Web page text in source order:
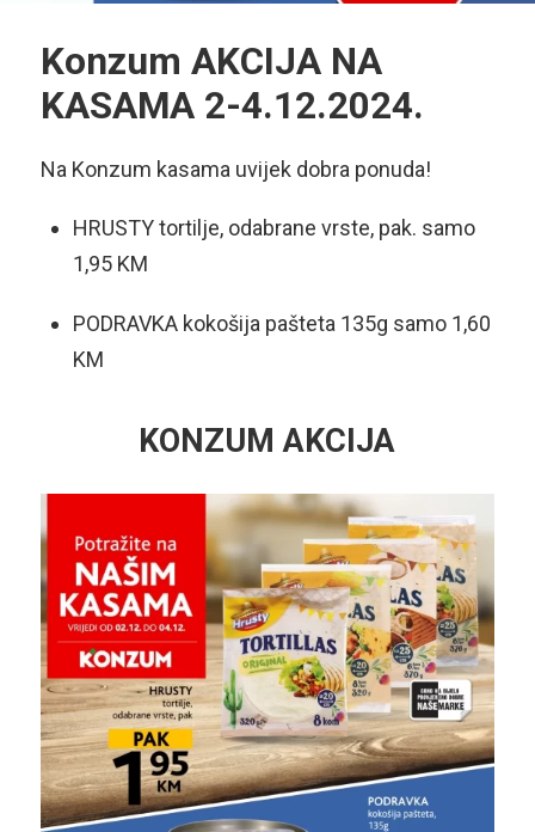
Konzum AKCIJA NA
KASAMA 2-4.12.2024.
Na Konzum kasama uvijek dobra ponuda!
HRUSTY tortilje, odabrane vrste, pak. samo
1,95 KM
PODRAVKA kokošija pašteta 135g samo 1,60
KM
KONZUM AKCIJA